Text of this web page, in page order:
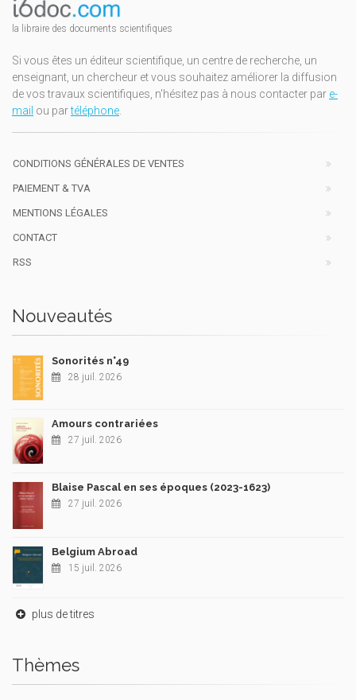
la libraire des documents scientifiques
Si vous êtes un éditeur scientifique, un centre de recherche, un
enseignant, un chercheur et vous souhaitez améliorer la diffusion
de vos travaux scientifiques, n'hésitez pas à nous contacter par e-
mail ou partéléphone.
CONDITIONS GÉNÉRALES DE VENTES
PAIEMENT & TVA
MENTIONS LÉGALES
CONTACT
RSS
Nouveautés
Sonorités n°49
28 juil. 2026
Amours contrariées
27 juil. 2026
Blaise Pascal en ses époques (2023-1623)
27 juil. 2026
Belgium Abroad
15 juil. 2026
plus de titres
Thèmes